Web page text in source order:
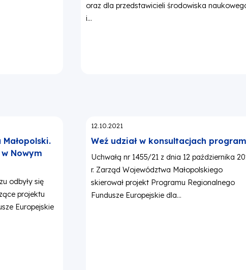
oraz dla przedstawicieli środowiska
i...
Nowym
odbyły się
projektu
Europejskie
Opublikowano:
12.10.2021
Weź udział w konsultacjach
Uchwałą nr 1455/21 z dnia 12 października
r. Zarząd Województwa Małopolskiego
skierował projekt Programu Regionalnego
Fundusze Europejskie dla...